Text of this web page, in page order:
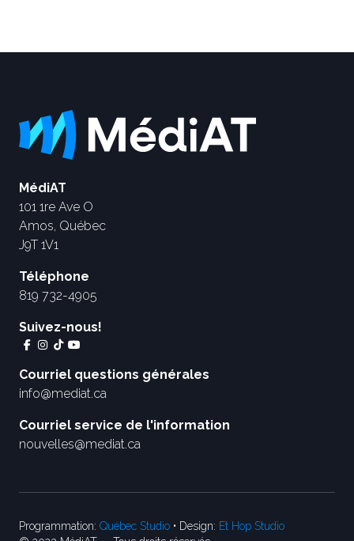
MédiAT
101 1re Ave O
Amos, Québec
J9T 1V1
Téléphone
819 732-4905
Suivez-nous!
Courriel questions générales
info@mediat.ca
Courriel service de l'information
nouvelles@mediat.ca
Programmation: Québec Studio • Design: Et Hop Studio